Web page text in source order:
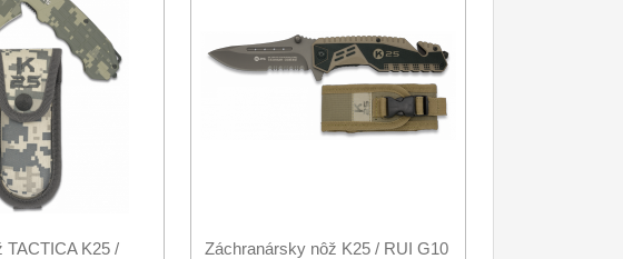
TACTICA K25 /
Záchranársky nôž K25 / RUI G10